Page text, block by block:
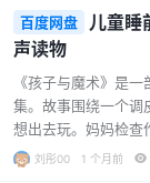
样让博物学帮作文加
高学习兴趣和写作能
旅，让孩子们在玩乐
色： 体系完整，覆
物、植物、人体、医
域。从“孔雀为什么
是蔬菜还是水果”到“
一…...
百度网盘
儿童睡
声读物
《孩子与魔术》是
集。故事围绕一个调
想出去玩。妈妈检查
离开后，小男孩像发
刘彤00 1 个月前